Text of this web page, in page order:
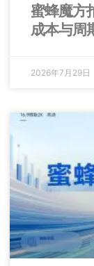
蜜蜂魔方
成本与周
2026年7月29日